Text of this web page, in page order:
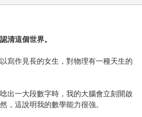
清這個世界。
寫作見長的女生，對物理有一種天生的
出一大段數字時，我的大腦會立刻開啟
，這說明我的數學能力很強。